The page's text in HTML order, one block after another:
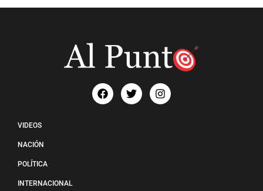
VIDEOS
NACIÓN
POLÍTICA
INTERNACIONAL